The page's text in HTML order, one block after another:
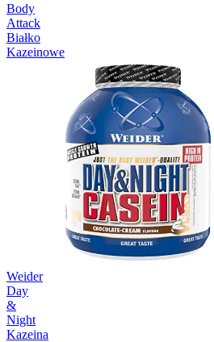
Body
Attack
Białko
Kazeinowe
Weider
Day
&
Night
Kazeina